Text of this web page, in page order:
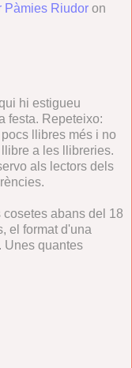
Pàmies Riudor on
hi estigueu
festa. Repeteixo:
llibres més i no
a les llibreries.
als lectors dels
abans del 18
el format d'una
Unes quantes